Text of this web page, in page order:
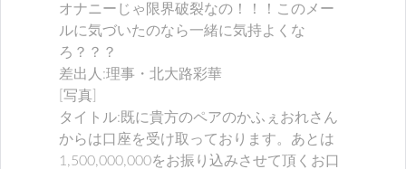
オナニーじゃ限界破裂なの！！！このメー
ルに気づいたのなら一緒に気持よくな
ろ？？？
差出人:理事・北大路彩華
[写真]
タイトル:既に貴方のペアのかふぇおれさん
からは口座を受け取っております。あとは
1,500,000,000をお振り込みさせて頂くお口